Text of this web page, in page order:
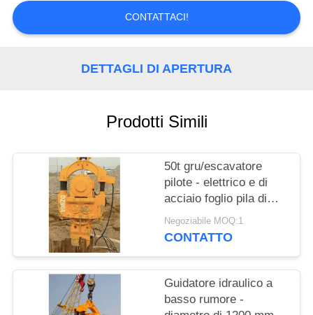
NOTIZIE
CITAZIONE
SITEMAP
PRIVACY
POLICY
CONTATTACI!
DETTAGLI DI APERTURA
Prodotti Simili
50t gru/escavatore
pilote - elettrico e di
acciaio foglio pila di
progettazione
specializzata
Negoziabile MOQ:1
CONTATTO
Guidatore idraulico a
basso rumore -